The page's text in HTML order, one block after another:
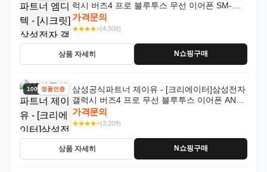
럭시 버즈4 프로 블루투스 무선 이어폰 SM-
R640N
가격문의
★★★★⭐(4,508)
상품 자세히 N쇼핑구매
100% 할인
정품인증
삼성공식파트너 제이유 - [크리에이터]삼성전자
갤럭시 버즈4 프로 무선 블루투스 이어폰 ANC
SM-R640N
가격문의
★★★★⭐(3,209)
상품 자세히 N쇼핑구매